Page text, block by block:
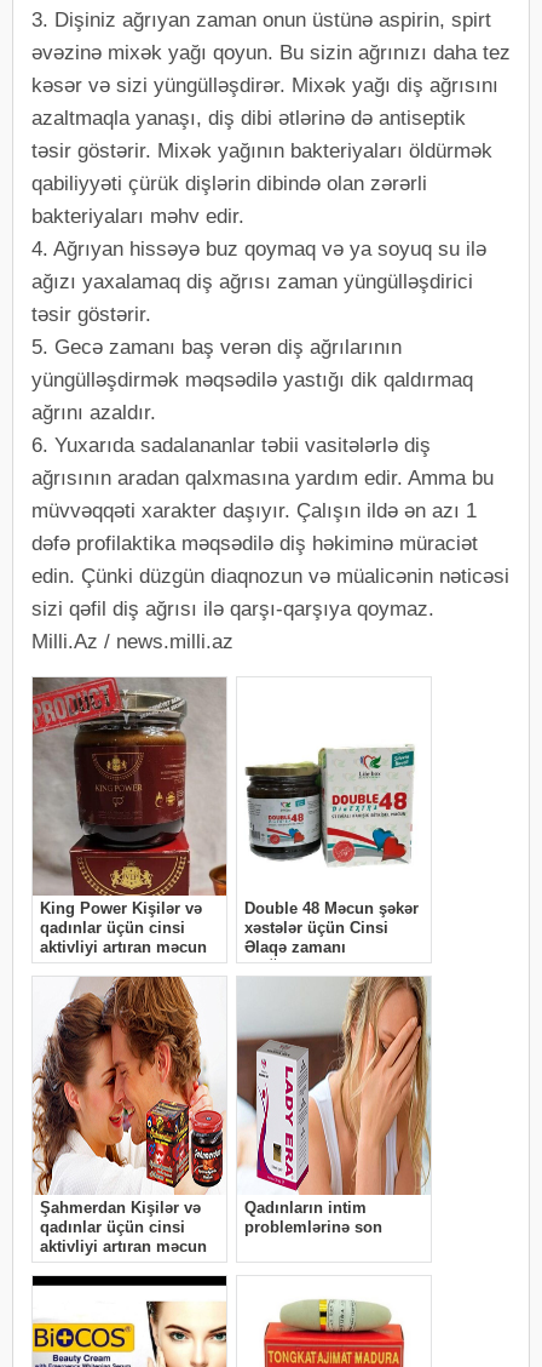
3. Dişiniz ağrıyan zaman onun üstünə aspirin, spirt
əvəzinə mixək yağı qoyun. Bu sizin ağrınızı daha tez
kəsər və sizi yüngülləşdirər. Mixək yağı diş ağrısını
azaltmaqla yanaşı, diş dibi ətlərinə də antiseptik
təsir göstərir. Mixək yağının bakteriyaları öldürmək
qabiliyyəti çürük dişlərin dibində olan zərərli
bakteriyaları məhv edir.
4. Ağrıyan hissəyə buz qoymaq və ya soyuq su ilə
ağızı yaxalamaq diş ağrısı zaman yüngülləşdirici
təsir göstərir.
5. Gecə zamanı baş verən diş ağrılarının
yüngülləşdirmək məqsədilə yastığı dik qaldırmaq
ağrını azaldır.
6. Yuxarıda sadalananlar təbii vasitələrlə diş
ağrısının aradan qalxmasına yardım edir. Amma bu
müvvəqqəti xarakter daşıyır. Çalışın ildə ən azı 1
dəfə profilaktika məqsədilə diş həkiminə müraciət
edin. Çünki düzgün diaqnozun və müalicənin nəticəsi
sizi qəfil diş ağrısı ilə qarşı-qarşıya qoymaz.
Milli.Az / news.milli.az